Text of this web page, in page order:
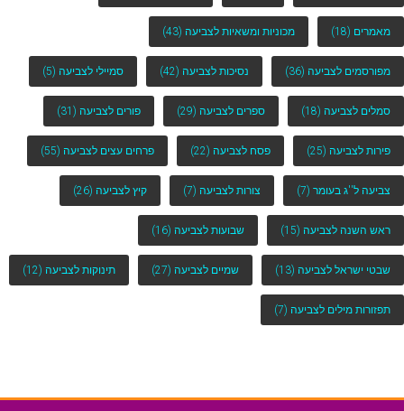
מאמרים (18) מכוניות ומשאיות לצביעה (43)
מפורסמים לצביעה (36) נסיכות לצביעה (42) סמיילי לצביעה (5)
סמלים לצביעה (18) ספרים לצביעה (29) פורים לצביעה (31)
פירות לצביעה (25) פסח לצביעה (22) פרחים עצים לצביעה (55)
צביעה ל''ג בעומר (7) צורות לצביעה (7) קיץ לצביעה (26)
ראש השנה לצביעה (15) שבועות לצביעה (16)
שבטי ישראל לצביעה (13) שמיים לצביעה (27) תינוקות לצביעה (12)
תפזורות מילים לצביעה (7)